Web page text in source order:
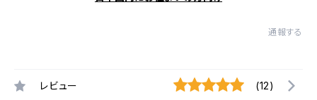
通報する
レビュー (12)